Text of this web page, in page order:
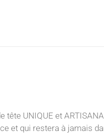
UNIQUE et
et qui restera à jamais